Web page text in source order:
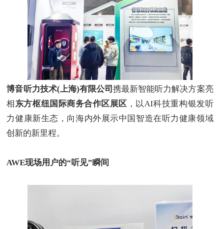
博音听力技术(上海)有限公司携最新智能听力解决方案亮
相 东方枢纽国际商务合作区展区 ，以AI科技重构银发听
力健康新生态，向海内外展示中国智造在听力健康领域
创新的新里程。
AWE现场用户的“听见”瞬间